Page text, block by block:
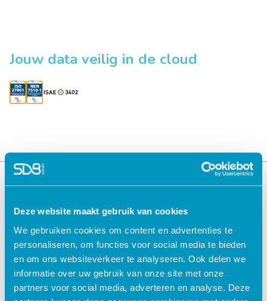
Deze website maakt gebruik van cookies
We gebruiken cookies om content en advertenties te
personaliseren, om functies voor social media te bieden
en om ons websiteverkeer te analyseren. Ook delen we
informatie over uw gebruik van onze site met onze
partners voor social media, adverteren en analyse. Deze
Jouw data veilig in de cloud
Oplossingen voor de
Oplossingen voor de